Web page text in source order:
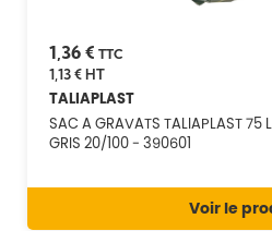
1,36 € TTC
1,13 €HT
TALIAPLAST
SAC A GRAVATS TALIAPLAST 75
GRIS 20/100 - 390601
Voir le